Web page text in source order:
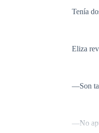
Tenía
Eliza
—Son
—No